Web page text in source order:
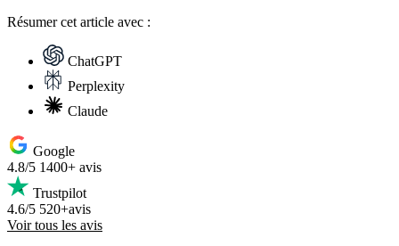
Résumercet article avec :
ChatGPT
Perplexity
Claude
Google
4.8/5 1400+ avis
Trustpilot
4.6/5 520+avis
Voir tous les avis